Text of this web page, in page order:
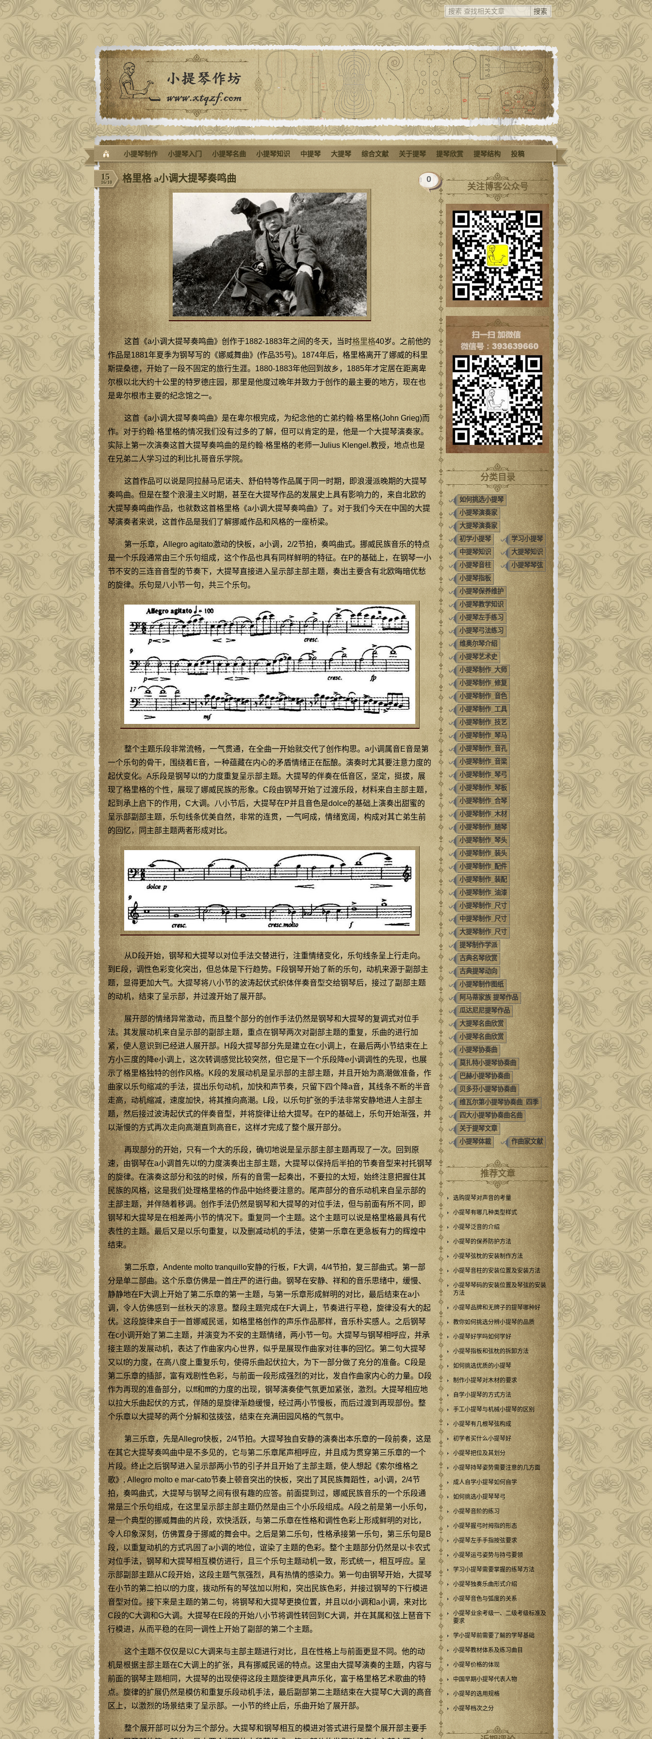
小提琴制作 小提琴入门 小提琴名曲 小提琴知识 中提琴 大提琴 综合文献 关于提琴 提琴欣赏 提琴结构 投稿
格里格 a小调大提琴奏鸣曲
这首《a小调大提琴奏鸣曲》创作于1882-1883年之间的冬天，当时格里格40岁。之前他的
作品是1881年夏季为钢琴写的《娜威舞曲》(作品35号)。1874年后，格里格离开了娜威的科里
斯提桑德，开始了一段不固定的旅行生涯。1880-1883年他回到故乡，1885年才定居在距离卑
尔根以北大约十公里的特罗德庄园，那里是他度过晚年并致力于创作的最主要的地方，现在也
是卑尔根市主要的纪念馆之一。
这首《a小调大提琴奏鸣曲》是在卑尔根完成，为纪念他的亡弟约翰·格里格(John Grieg)而
作。对于约翰·格里格的情况我们没有过多的了解，但可以肯定的是，他是一个大提琴演奏家。
实际上第一次演奏这首大提琴奏鸣曲的是约翰·格里格的老师一Julius Klengel.教授，地点也是
在兄弟二人学习过的利比扎哥音乐学院。
这首作品可以说是同拉赫马尼诺夫、舒伯特等作品属于同一时期，即浪漫派晚期的大提琴
奏鸣曲。但是在整个浪漫主义时期，甚至在大提琴作品的发展史上具有影响力的，来自北欧的
大提琴奏鸣曲作品，也就数这首格里格《a小调大提琴奏鸣曲》了。对于我们今天在中国的大提
琴演奏者来说，这首作品是我们了解挪威作品和风格的一座桥梁。
第一乐章，Allegro agitato激动的快板，a小调，2/2节拍，奏鸣曲式。挪威民族音乐的特点
是一个乐段通常由三个乐句组成，这个作品也具有同样鲜明的特征。在P的基础上，在钢琴一小
节不安的三连音音型的节奏下，大提琴直接进入呈示部主部主题，奏出主要含有北欧晦暗优愁
的旋律。乐句是八小节一句，共三个乐句。
整个主题乐段非常流畅，一气贯通，在全曲一开始就交代了创作构思。a小调属音E音是第
一个乐句的骨干，围绕着E音，一种蕴藏在内心的矛盾情绪正在酝酿。演奏时尤其要注意力度的
起伏变化。A乐段是钢琴以f的力度重复呈示部主题。大提琴的伴奏在低音区，坚定，挺拔，展
现了格里格的个性，展现了娜威民族的形象。C段由钢琴开始了过渡乐段，材料来自主部主题，
起到承上启下的作用，C大调。八小节后，大提琴在P并且音色是dolce的基础上演奏出甜蜜的
呈示部副部主题，乐句线条优美自然，非常的连贯，一气呵成，情绪宽阔，构成对其亡弟生前
的回忆，同主部主题两者形成对比。
从D段开始，钢琴和大提琴以对位手法交替进行，注重情绪变化，乐句线条呈上行走向。
到E段，调性色彩变化突出，但总体是下行趋势。F段钢琴开始了新的乐句，动机来源于副部主
题，显得更加大气。大提琴将八小节的波涛起伏式织体伴奏音型交给钢琴后，接过了副部主题
的动机，结束了呈示部，并过渡开始了展开部。
展开部的情绪异常激动，而且整个部分的创作手法仍然是钢琴和大提琴的复调式对位手
法。其发展动机来自呈示部的副部主题，重点在钢琴两次对副部主题的重复，乐曲的进行加
紧，使人意识到已经进人展开部。H段大提琴部分先是建立在c小调上，在最后两小节结束在上
方小三度的降e小调上，这次转调感觉比较突然，但它是下一个乐段降e小调调性的先现，也展
示了格里格独特的创作风格。K段的发展动机是呈示部的主部主题，并且开始为高潮做准备，作
曲家以乐句缩减的手法，提出乐句动机，加快和声节奏，只留下四个降a音，其线条不断的半音
走高，动机缩减，速度加快，将其推向高潮。L段，以乐句扩张的手法非常安静地进人主部主
题，然后接过波涛起伏式的伴奏音型，并将旋律让给大提琴。在P的基础上，乐句开始渐强，并
以渐慢的方式再次走向高潮直到高音E，这样才完成了整个展开部分。
再现部分的开始，只有一个大的乐段，确切地说是呈示部主部主题再现了一次。回到原
速，由钢琴在a小调首先以f的力度演奏出主部主题，大提琴以保持后半拍的节奏音型来衬托钢琴
的旋律。在演奏这部分和弦的时候，所有的音需一起奏出，不要拉的太短，始终注意把握住其
民族的风格，这是我们处理格里格的作品中始终要注意的。尾声部分的音乐动机来自呈示部的
主部主题，并伴随着移调。创作手法仍然是钢琴和大提琴的对位手法，但与前面有所不同，即
钢琴和大提琴是在相差两小节的情况下。重复同一个主题。这个主题可以说是格里格最具有代
表性的主题。最后又是以乐句重复，以及删减动机的手法，使第一乐章在更急板有力的辉煌中
结束。
第二乐章，Andente molto tranquillo安静的行板，F大调，4/4节拍，复三部曲式。第一部
分是单二部曲。这个乐章仿佛是一首庄严的进行曲。钢琴在安静、祥和的音乐思绪中，缓慢、
静静地在F大调上开始了第二乐章的第一主题，与第一乐章形成鲜明的对比，最后结束在a小
调，令人仿佛感到一丝秋天的凉意。整段主题完成在F大调上，节奏进行平稳，旋律没有大的起
伏。这段旋律来自于一首娜威民谣，如格里格创作的声乐作品那样，音乐朴实感人。之后钢琴
在c小调开始了第二主题，并演变为不安的主题情绪，两小节一句。大提琴与钢琴相呼应，并承
接主题的发展动机，表达了作曲家内心世界，似乎是展现作曲家对往事的回忆。第二句大提琴
又以f的力度，在高八度上重复乐句，使得乐曲起伏拉大，为下一部分做了充分的准备。C段是
第二乐章的插部，富有戏剧性色彩，与前面一段形成强烈的对比，发自作曲家内心的力量。D段
作为再现的准备部分，以ff和fff的力度的出现，钢琴演奏使气氛更加紧张，激烈。大提琴相应地
以拉大乐曲起伏的方式，伴随的是旋律渐趋缓慢，经过两小节慢板，而后过渡到再现部份。整
个乐章以大提琴的两个分解和弦拨弦，结束在充满田园风格的气氛中。
第三乐章，先是Allegro快板，2/4节拍。大提琴独自安静的演奏出本乐章的一段前奏，这是
在其它大提琴奏鸣曲中是不多见的，它与第二乐章尾声相呼应，并且成为贯穿第三乐章的一个
片段。终止之后钢琴进入呈示部两小节的引子并且开始了主部主题，使人想起《索尔维格之
歌》, Allegro molto e mar-cato节奏上顿音突出的快板，突出了其民族舞蹈性，a小调，2/4节
拍，奏鸣曲式，大提琴与钢琴之间有很有趣的应答。前面提到过，娜威民族音乐的一个乐段通
常是三个乐句组成，在这里呈示部主部主题仍然是由三个小乐段组成。A段之前是第一小乐句，
是一个典型的挪威舞曲的片段，欢快活跃，与第二乐章在性格和调性色彩上形成鲜明的对比，
令人印象深刻，仿佛置身于挪威的舞会中。之后是第二乐句，性格承接第一乐句，第三乐句是B
段，以重复动机的方式巩固了a小调的地位，谊染了主题的色彩。整个主题部分仍然是以卡农式
对位手法，钢琴和大提琴相互模仿进行，且三个乐句主题动机一致，形式统一，相互呼应。呈
示部副部主题从C段开始，这段主题气氛强烈，具有热情的感染力。第一句由钢琴开始，大提琴
在小节的第二拍以f的力度，拨动所有的琴弦加以附和，突出民族色彩，并接过钢琴的下行模进
音型对位。接下来是主题的第二句，将钢琴和大提琴更换位置，并且以d小调和a小调，来对比
C段的C大调和G大调。大提琴在E段的开始八小节将调性转回到C大调，并在其属和弦上琶音下
行模进，从而平稳的在同一调性上开始了副部的第二个主题。
这个主题不仅仅是以C大调来与主部主题进行对比，且在性格上与前面更显不同。他的动
机是根据主部主题在C大调上的扩张，具有挪威民谣的特点。这里由大提琴演奏的主题，内容与
前面的钢琴主题相同，大提琴的出现使得这段主题旋律更具声乐化，富于格里格艺术歌曲的特
点。旋律的扩展仍然是模仿和重复乐段动机手法，最后副部第二主题结束在大提琴C大调的高音
区上，以激烈的场景结束了呈示部。一小节的终止后，乐曲开始了展开部。
整个展开部可以分为三个部分。大提琴和钢琴相互的模进对答式进行是整个展开部主要手
0
15
16/10 关注博客公众号
分类目录
如何挑选小提琴
小提琴演奏家
大提琴演奏家
初学小提琴
学习小提琴
中提琴知识
大提琴知识
小提琴音柱
小提琴琴弦
小提琴指板
小提琴保养维护
小提琴教学知识
小提琴左手练习
小提琴弓法练习
维奥尔琴介绍
小提琴艺术史
小提琴制作_大师
小提琴制作_修复
小提琴制作_音色
小提琴制作_工具
小提琴制作_技艺
小提琴制作_琴马
小提琴制作_音孔
小提琴制作_音梁
小提琴制作_琴弓
小提琴制作_琴板
小提琴制作_合琴
小提琴制作_木材
小提琴制作_随琴
小提琴制作_琴头
小提琴制作_装头
小提琴制作_配件
小提琴制作_装配
小提琴制作_油漆
小提琴制作_尺寸
中提琴制作_尺寸
大提琴制作_尺寸
提琴制作学派
古典名琴欣赏
古典提琴动向
小提琴制作图纸
阿马蒂家族 提琴作品
瓜达尼尼提琴作品
大提琴名曲欣赏
小提琴名曲欣赏
小提琴协奏曲
莫扎特小提琴协奏曲
巴赫小提琴协奏曲
贝多芬小提琴协奏曲
维瓦尔第小提琴协奏曲_四季
四大小提琴协奏曲名曲
关于提琴文章
小提琴体裁
作曲家文献
推荐文章
选购提琴对声音的考量
小提琴有哪几种类型样式
小提琴泛音的介绍
小提琴的保养防护方法
小提琴弦枕的安装制作方法
小提琴音柱的安装位置及安装方法
小提琴琴码的安装位置及琴弦的安装
方法
小提琴品牌和无牌子的提琴哪种好
教你如何挑选分辨小提琴的品质
小提琴好学吗如何学好
小提琴指板和弦枕的拆卸方法
如何挑选优质的小提琴
制作小提琴对木材的要求
自学小提琴的方式方法
手工小提琴与机械小提琴的区别
小提琴有几根琴弦构成
初学者买什么小提琴好
小提琴把位及其划分
小提琴持琴姿势需要注意的几方面
成人自学小提琴如何自学
如何挑选小提琴琴弓
小提琴音阶的练习
小提琴握弓时拇指的形态
小提琴左手手指按弦要求
小提琴运弓姿势与持弓要领
学习小提琴需要掌握的练琴方法
小提琴独奏乐曲形式介绍
小提琴音色与弧度的关系
小提琴业余考级一、二级考级标准及
要求
学小提琴前需要了解的学琴基础
小提琴教材体系及练习曲目
小提琴价格的体现
中国早期小提琴代表人物
小提琴的选用规格
小提琴档次之分